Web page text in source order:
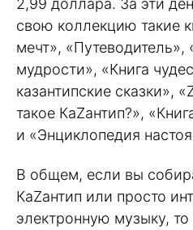
2,99 доллара. За эти
свою коллекцию такие
мечт», «Путеводитель»,
мудрости», «Книга
казантипские сказки»,
такое КаZантип?»,
и «Энциклопедия
В общем, если вы
КаZантип или просто
электронную музыку,